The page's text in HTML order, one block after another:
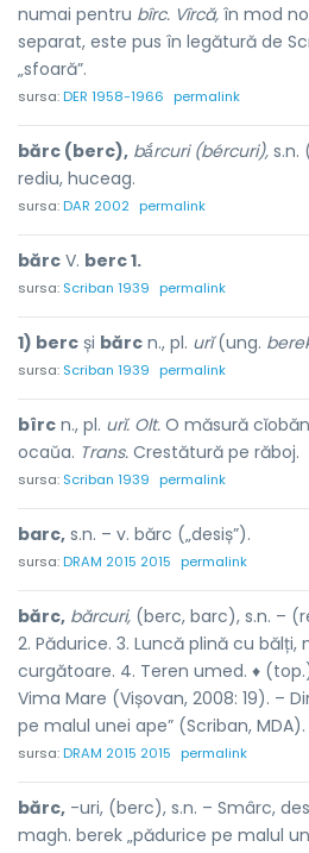
numai pentru bîrc. Vîrcă, în mod
separat, este pus în legătură de
„sfoară”.
sursa:DER 1958-1966 permalink
bărc (berc), bắrcuri (bércuri), s.n.
rediu, huceag.
sursa:DAR 2002 permalink
bărc V. berc 1.
sursa: Scriban 1939 permalink
1) berc și bărc n., pl. urĭ(ung.
sursa: Scriban 1939 permalink
bîrc n., pl. urĭ. Olt. O măsură
ocaŭa. Trans. Crestătură pe răboj.
sursa: Scriban 1939 permalink
barc, s.n. – v. bărc („desiș”).
sursa:DRAM 2015 2015 permalink
bărc, bărcuri, (berc, barc), s.n. –
2. Pădurice. 3. Luncă plină cu bălți,
curgătoare. 4. Teren umed. ♦
Vima Mare (Vișovan, 2008: 19). –
pe malul unei ape” (Scriban, MDA).
sursa:DRAM 2015 2015 permalink
bărc, -uri, (berc), s.n. – Smârc,
magh. berek „pădurice pe malul